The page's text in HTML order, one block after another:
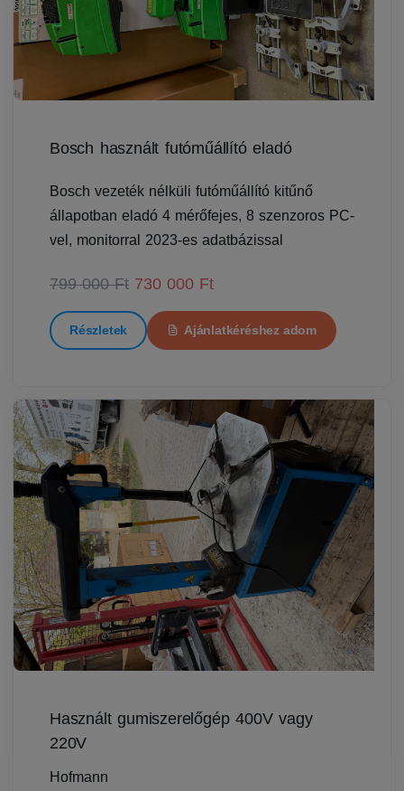
Bosch használt futóműállító eladó
Bosch vezeték nélküli futóműállító kitűnő
állapotban eladó 4 mérőfejes, 8 szenzoros PC-
vel, monitorral 2023-es adatbázissal
799 000 Ft 730 000 Ft
Részletek Ajánlatkéréshez adom
Használt gumiszerelőgép 400V vagy
220V
Hofmann